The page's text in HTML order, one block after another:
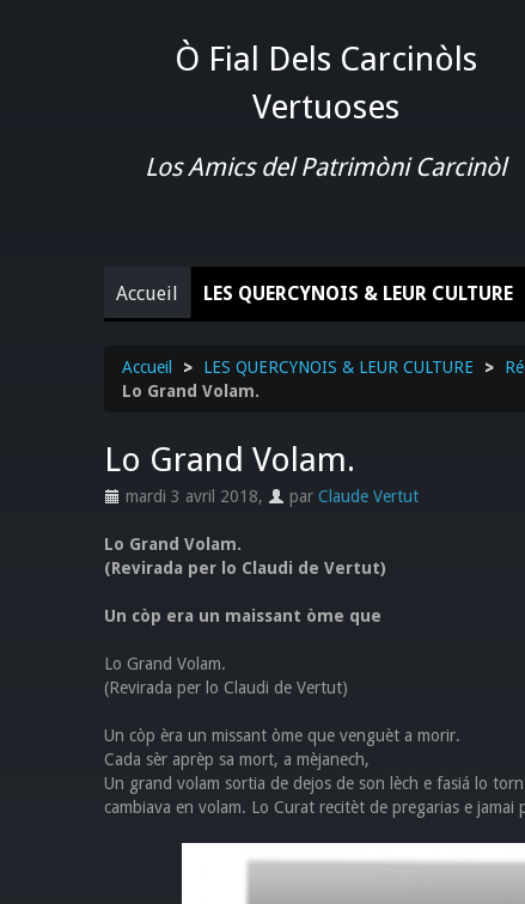
Ò Fial Dels Carcinòls
Vertuoses
Los Amics del Patrimòni Carcinòl
Accueil LES QUERCYNOIS & LEUR CULTURE
Accueil > LES QUERCYNOIS & LEUR CULTURE >
Lo Grand Volam.
Lo Grand Volam.
mardi 3 avril 2018, par Claude Vertut
Lo Grand Volam.
(Revirada per lo Claudi de Vertut)
Un còp era un maissant òme que
Lo Grand Volam.
(Revirada per lo Claudi de Vertut)
Un còp èra un missant òme que venguèt a morir.
Cada sèr aprèp sa mort, a mèjanech,
Un grand volam sortia de dejos de son lèch e fasiá lo
cambiava en volam. Lo Curat recitèt de pregarias e jamai